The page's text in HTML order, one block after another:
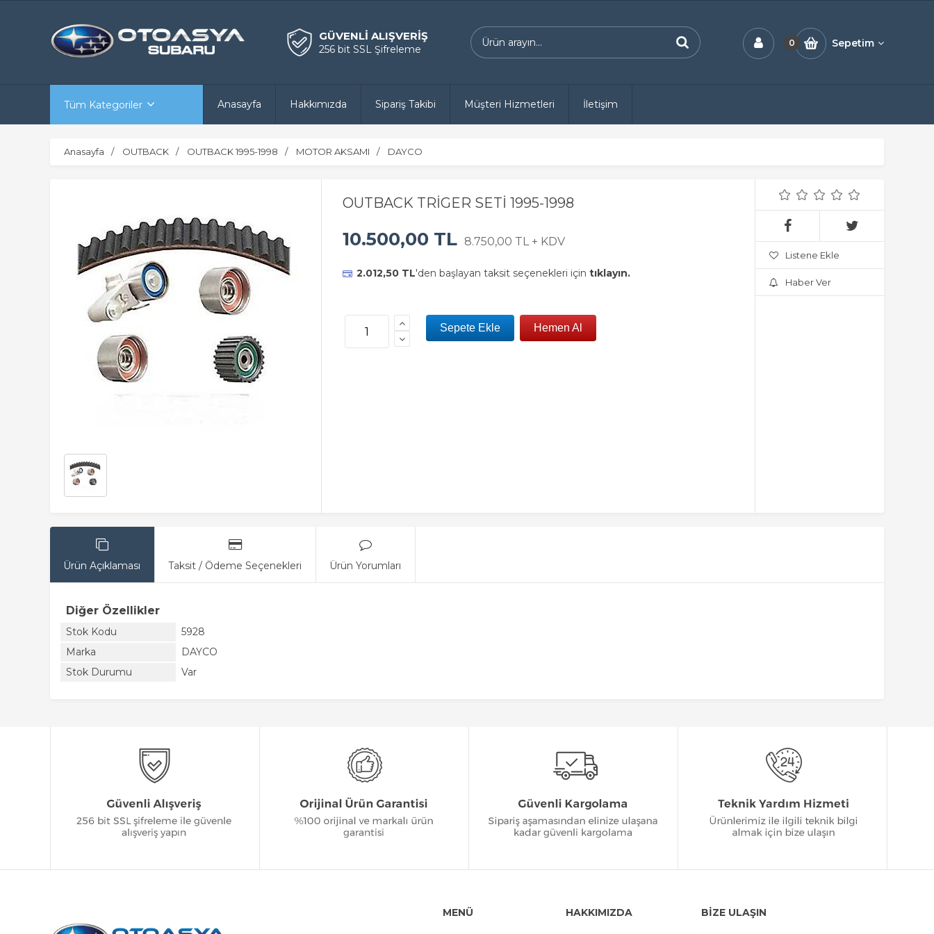
GÜVENLİ ALIŞVERİŞ
256 bit SSL Şifreleme
0 Sepetim
Tüm Kategoriler Anasayfa Hakkımızda Sipariş Takibi Müşteri Hizmetleri İletişim
Anasayfa OUTBACK OUTBACK 1995-1998 MOTOR AKSAMI DAYCO
OUTBACK TRİGER SETİ 1995-1998
10.500,00 TL 8.750,00 TL + KDV
2.012,50 TL'den başlayan taksit seçenekleri için tıklayın.
Listene Ekle
Haber Ver
Ürün Açıklaması Taksit / Ödeme Seçenekleri Ürün Yorumları
Diğer Özellikler
Stok Kodu
5928
Marka
DAYCO
Stok Durumu
Var
MENÜ HAKKIMIZDA BİZE ULAŞIN